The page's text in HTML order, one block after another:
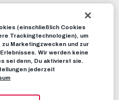
Tweet
Red Bull Salzburg vs.
(einschließlich Cookies
Trackingtechnologien), um
Marketingzwecken und zur
Wir werden keine
sei denn, Du aktivierst sie.
jederzeit